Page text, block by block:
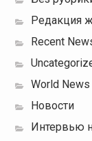
Редакция
Recent
World News
Новости
Интервью